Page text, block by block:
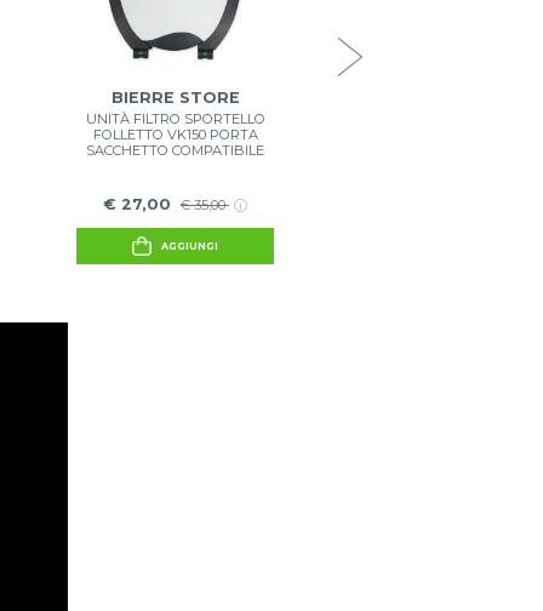
BIERRE STORE
UNITÀ FILTRO SPORTELLO
FOLLETTO VK150 PORTA
SACCHETTO COMPATIBILE
€ 27,00 € 35,00
AGGIUNGI